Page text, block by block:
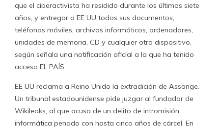
que el ciberactivista ha residido durante los últimos siete
años, y entregar a EE UU todos sus documentos,
teléfonos móviles, archivos informáticos, ordenadores,
unidades de memoria, CD y cualquier otro dispositivo,
según señala una notificación oficial a la que ha tenido
acceso EL PAÍS.
EE UU reclama a Reino Unido la extradición de Assange.
Un tribunal estadounidense pide juzgar al fundador de
Wikileaks, al que acusa de un delito de intromisión
informática penado con hasta cinco años de cárcel. En